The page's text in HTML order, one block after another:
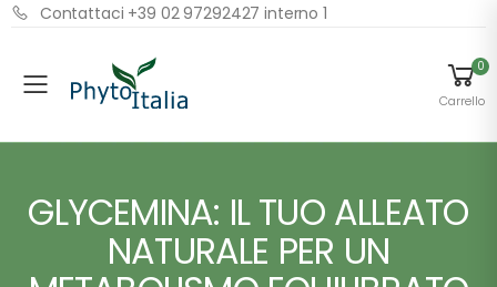
Contattaci +39 02 97292427 interno 1
Menu
0
Carrello
GLYCEMINA: IL TUO ALLEATO
NATURALE PER UN